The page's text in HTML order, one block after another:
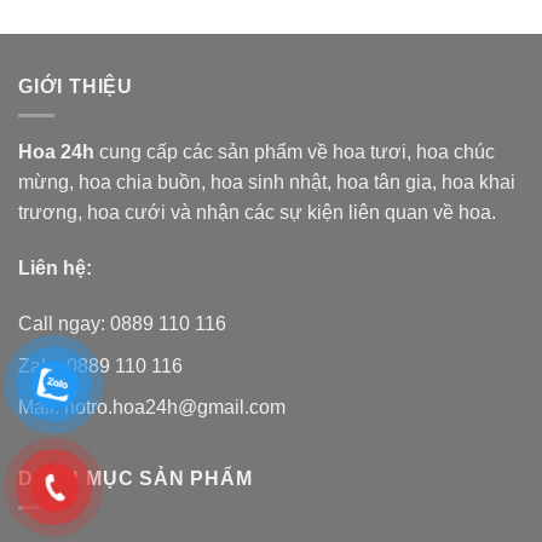
GIỚI THIỆU
Hoa 24h cung cấp các sản phẩm về hoa tươi, hoa chúc
mừng, hoa chia buồn, hoa sinh nhật, hoa tân gia, hoa khai
trương, hoa cưới và nhận các sự kiện liên quan về hoa.
Liên hệ:
Call ngay: 0889 110 116
Zalo: 0889 110 116
Mail: hotro.hoa24h@gmail.com
DANH MỤC SẢN PHẨM